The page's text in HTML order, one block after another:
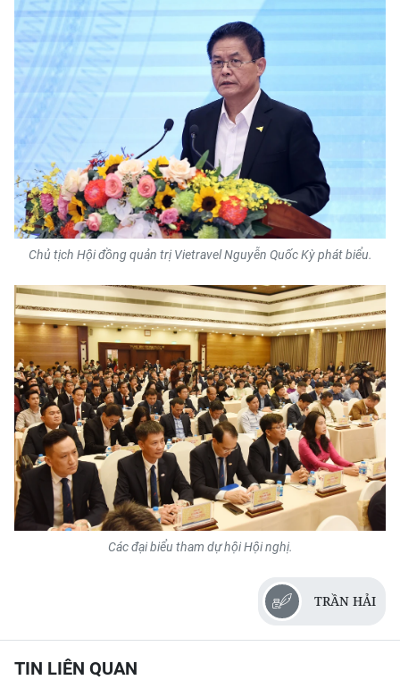
Chủ tịch Hội đồng quản trị Vietravel Nguyễn Quốc Kỳ phát biểu.
Các đại biểu tham dự hội Hội nghị.
TRẦN HẢI
TIN LIÊN QUAN